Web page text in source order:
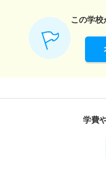
この学校
学費